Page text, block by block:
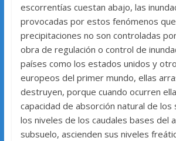
escorrentías cuestan abajo, las
provocadas por estos fenómenos
precipitaciones no son controladas
obra de regulación o control de
países como los estados unidos y
europeos del primer mundo, ellas
destruyen, porque cuando ocurren
capacidad de absorción natural de los
los niveles de los caudales bases del
subsuelo, ascienden sus niveles